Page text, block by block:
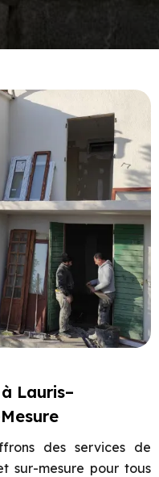
Lauris–
des services de
sur-mesure pour tous